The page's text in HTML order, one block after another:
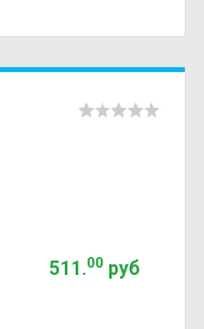
511.00руб